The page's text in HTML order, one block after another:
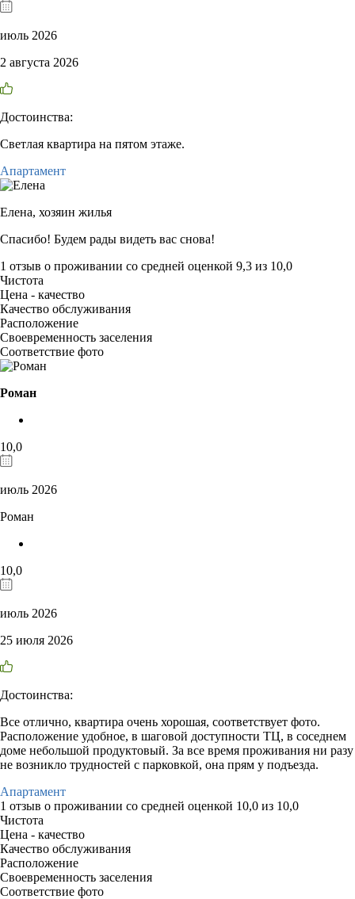
июль 2026
2 августа 2026
Достоинства:
Светлая квартира на пятом этаже.
Апартамент
Елена, хозяин жилья
Спасибо! Будем рады видеть вас снова!
1 отзыв о проживании со средней оценкой 9,3 из 10,0
Чистота
Цена - качество
Качество обслуживания
Расположение
Своевременность заселения
Соответствие фото
Роман
10,0
июль 2026
Роман
10,0
июль 2026
25 июля 2026
Достоинства:
Все отлично, квартира очень хорошая, соответствует фото.
Расположение удобное, в шаговой доступности ТЦ, в соседнем
доме небольшой продуктовый. За все время проживания ни разу
не возникло трудностей с парковкой, она прям у подъезда.
Апартамент
1 отзыв о проживании со средней оценкой 10,0 из 10,0
Чистота
Цена - качество
Качество обслуживания
Расположение
Своевременность заселения
Соответствие фото